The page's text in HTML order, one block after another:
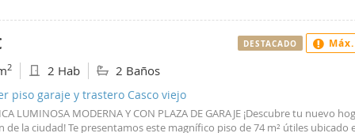
2 2 Hab 2 Baños
piso garaje y trastero Casco viejo
LUMINOSA MODERNA Y CON PLAZA DE GARAJE ¡Descubre tu nuevo
de la ciudad! Te presentamos este magnífico piso de 74 m² útiles ubicado
DESTACADO